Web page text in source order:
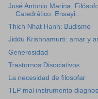
José Antonio Marina.
Catedrático. Ensayi...
Thich Nhat Hanh: Budismo
Jiddu Krishnamurti: amar y
Generosidad
Trastornos Disociativos
La necesidad de filosofar
TLP mal instrumento